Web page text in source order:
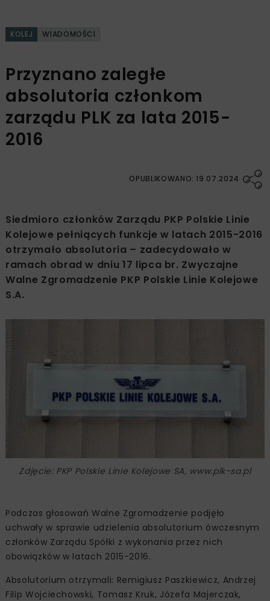
KOLEJ WIADOMOŚCI
Przyznano zaległe
absolutoria członkom
zarządu PLK za lata 2015-
2016
OPUBLIKOWANO: 19.07.2024
Siedmioro członków Zarządu PKP Polskie Linie
Kolejowe pełniących funkcje w latach 2015-2016
otrzymało absolutoria – zadecydowało w
ramach obrad w dniu 17 lipca br. Zwyczajne
Walne Zgromadzenie PKP Polskie Linie Kolejowe
S.A.
Zdjęcie: PKP Polskie Linie Kolejowe SA, www.plk-sa.pl
Podczas głosowań Walne Zgromadzenie podjęło
uchwały w sprawie udzielenia absolutorium ówczesnym
członków Zarządu Spółki z wykonania przez nich
obowiązków w latach 2015-2016.
Absolutorium otrzymali: Remigiusz Paszkiewicz, Andrzej
Filip Wojciechowski, Tomasz Kruk, Józefa Majerczak,